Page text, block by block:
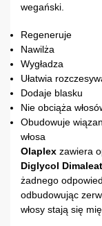
wegański.
Regeneruje
Nawilża
Wygładza
Ułatwia
Dodaje blasku
Nie obciąża
Obudowuje
włosa
Olaplex zawiera
Diglycol
żadnego
odbudowując
włosy stają się